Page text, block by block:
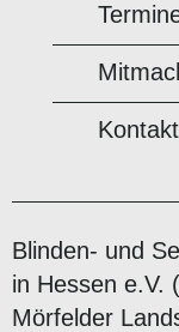
Kontakt
Blinden- und
in Hessen e.V.
Mörfelder